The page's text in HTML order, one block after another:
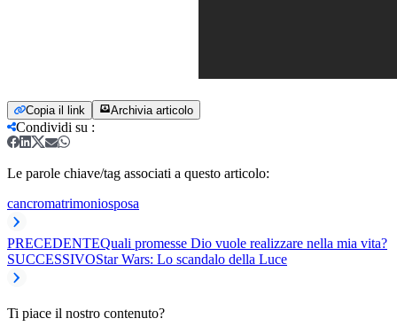
Copia il link Archivia articolo
Condividi su :
Le parole chiave/tag associati a questo articolo:
cancromatrimoniosposa
PRECEDENTEQuali promesse Dio vuole realizzare nella mia vita?
SUCCESSIVOStar Wars: Lo scandalo della Luce
Ti piace il nostro contenuto?